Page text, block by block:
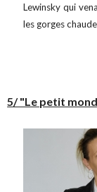
Lewinsky qui
les gorges
5/ "Le petit